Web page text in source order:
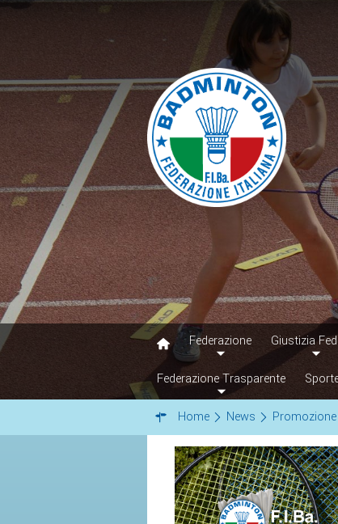
Federazione Giustizia
Federazione Trasparente
Home News Promozione